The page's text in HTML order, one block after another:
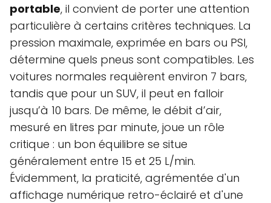
portable, il convient de porter une attention
particulière à certains critères techniques. La
pression maximale, exprimée en bars ou PSI,
détermine quels pneus sont compatibles. Les
voitures normales requièrent environ 7 bars,
tandis que pour un SUV, il peut en falloir
jusqu’à 10 bars. De même, le débit d’air,
mesuré en litres par minute, joue un rôle
critique : un bon équilibre se situe
généralement entre 15 et 25 L/min.
Évidemment, la praticité, agrémentée d'un
affichage numérique retro-éclairé et d'une